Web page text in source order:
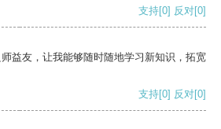
支持[0] 反对[0]
益友，让我能够随时随地学习新知识，拓宽
支持[0] 反对[0]